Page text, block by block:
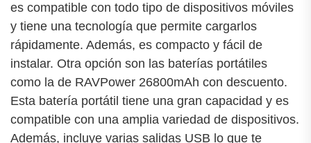
es compatible con todo tipo de dispositivos móviles
y tiene una tecnología que permite cargarlos
rápidamente. Además, es compacto y fácil de
instalar. Otra opción son las baterías portátiles
como la de RAVPower 26800mAh con descuento.
Esta batería portátil tiene una gran capacidad y es
compatible con una amplia variedad de dispositivos.
Además, incluye varias salidas USB lo que te